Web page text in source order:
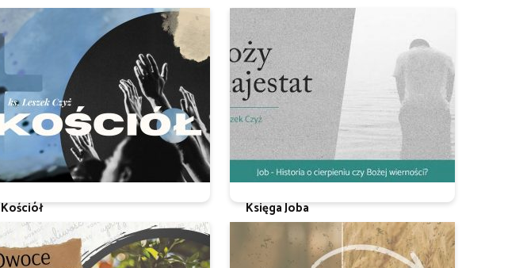
Kościół
Ks. Leszek Czyż
Księga Joba
ks. Leszek Czyż